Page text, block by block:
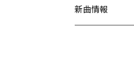
新曲情報